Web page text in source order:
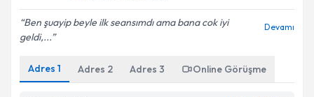
Ben şuayip beyle ilk seansımdı ama bana cok iyi
geldi,...
Devamı
Adres 1 Adres 2 Adres 3 Online Görüşme